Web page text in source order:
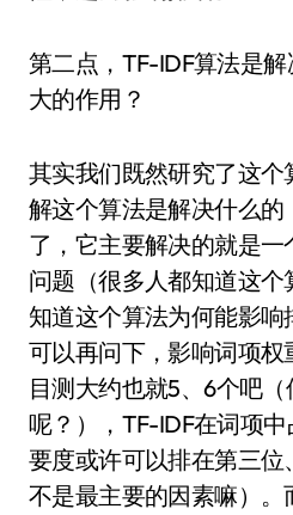
第二点，TF-IDF算法是
大的作用？
其实我们既然研究了这个
解这个算法是解决什么
了，它主要解决的就是
问题（很多人都知道这
知道这个算法为何能影
可以再问下，影响词项权
目测大约也就5、6个吧
呢？），TF-IDF在词项
要度或许可以排在第三
不是最主要的因素嘛）